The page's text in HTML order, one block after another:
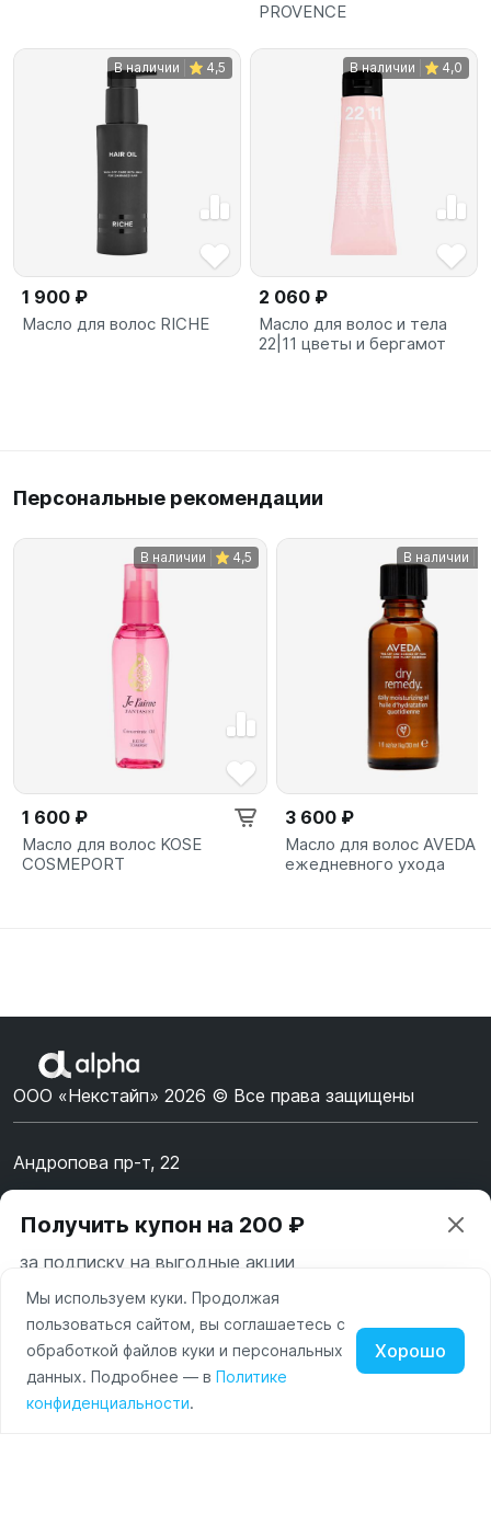
Наушники
Умные
PROVENCE
В наличии 4,5
1 900 ₽
Масло для волос RICHE
В наличии 4,0
2 060 ₽
Масло для волос и тела
22|11 цветы и бергамот
Персональные рекомендации
В наличии 4,5
1 600 ₽
Масло для волос KOSE
COSMEPORT
В наличии
3 600 ₽
Масло для волос AVEDA
ежедневного ухода
ООО «Некстайп» 2026 © Все права защищены
Андропова пр-т, 22
8 (800) 123-55-44
msk@alpha-demo.ru
Акции
О магазине
Оплата
Получить купон на 200 ₽
за подписку на выгодные акции
Нажимая на кнопку «Подписаться» вы соглашаетесь с
условиями пользования и политикой конфиденциальности
сайта
Ваш город —Москва
Московская область
Изменить
Мы используем куки. Продолжая
пользоваться сайтом, вы соглашаетесь с
обработкой файлов куки и персональных
данных. Подробнее — в Политике
конфиденциальности.
Хорошо